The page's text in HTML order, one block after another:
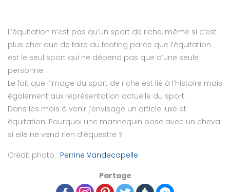
L’équitation n’est pas qu’un sport de riche, même si c’est
plus cher que de faire du footing parce que l’équitation
est le seul sport qui ne dépend pas que d’une seule
personne.
Le fait que l’image du sport de riche est lié à l’histoire mais
également aux représentation actuelle du sport.
Dans les mois à venir j’envisage un article luxe et
équitation. Pourquoi une mannequin pose avec un cheval
si elle ne vend rien d’équestre ?
Crédit photo : Perrine Vandecapelle
Partage